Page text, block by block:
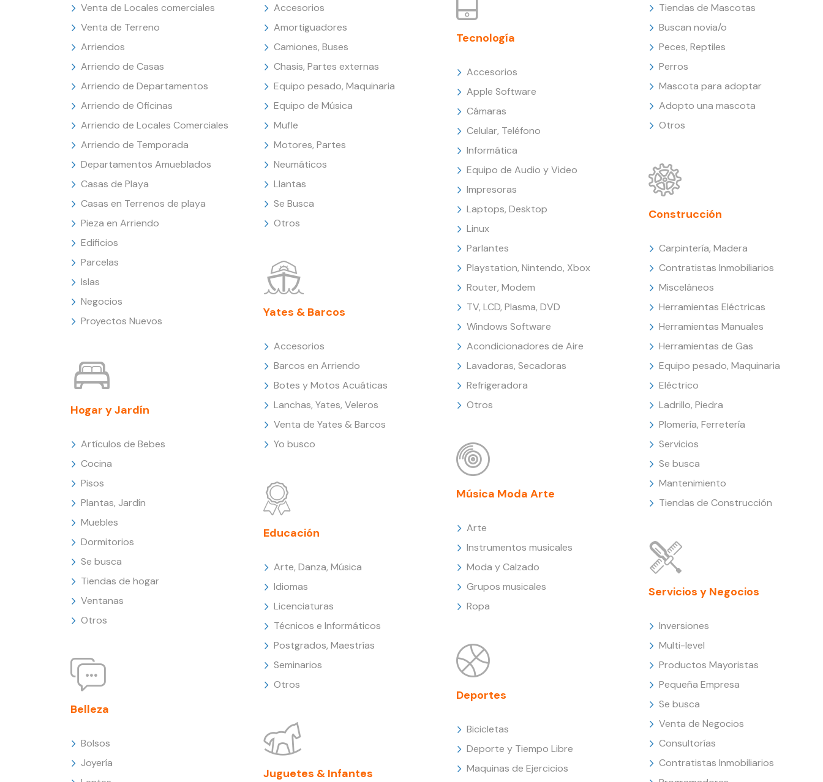
Venta de Locales comerciales
Venta de Terreno
Arriendos
Arriendo de Casas
Arriendo de Departamentos
Arriendo de Oficinas
Arriendo de Locales Comerciales
Arriendo de Temporada
Departamentos Amueblados
Casas de Playa
Casas en Terrenos de playa
Pieza en Arriendo
Edificios
Parcelas
Islas
Negocios
Proyectos Nuevos
Hogar y Jardín
Artículos de Bebes
Cocina
Pisos
Plantas, Jardín
Muebles
Dormitorios
Se busca
Tiendas de hogar
Ventanas
Otros
Belleza
Bolsos
Joyería
Accesorios
Amortiguadores
Camiones, Buses
Chasis, Partes externas
Equipo pesado, Maquinaria
Equipo de Música
Mufle
Motores, Partes
Neumáticos
Llantas
Se Busca
Otros
Yates & Barcos
Accesorios
Barcos en Arriendo
Botes y Motos Acuáticas
Lanchas, Yates, Veleros
Venta de Yates & Barcos
Yo busco
Educación
Arte, Danza, Música
Idiomas
Licenciaturas
Técnicos e Informáticos
Postgrados, Maestrías
Seminarios
Otros
Juguetes & Infantes
Tecnología
Accesorios
Apple Software
Cámaras
Celular, Teléfono
Informática
Equipo de Audio y Video
Impresoras
Laptops, Desktop
Linux
Parlantes
Playstation, Nintendo, Xbox
Router, Modem
TV, LCD, Plasma, DVD
Windows Software
Acondicionadores de Aire
Lavadoras, Secadoras
Refrigeradora
Otros
Música Moda Arte
Arte
Instrumentos musicales
Moda y Calzado
Grupos musicales
Ropa
Deportes
Bicicletas
Deporte y Tiempo Libre
Maquinas de Ejercicios
Tiendas de Mascotas
Buscan novia/o
Peces, Reptiles
Perros
Mascota para adoptar
Adopto una mascota
Otros
Construcción
Carpintería, Madera
Contratistas Inmobiliarios
Misceláneos
Herramientas Eléctricas
Herramientas Manuales
Herramientas de Gas
Equipo pesado, Maquinaria
Eléctrico
Ladrillo, Piedra
Plomería, Ferretería
Servicios
Se busca
Mantenimiento
Tiendas de Construcción
Servicios y Negocios
Inversiones
Multi-level
Productos Mayoristas
Pequeña Empresa
Se busca
Venta de Negocios
Consultorías
Contratistas Inmobiliarios